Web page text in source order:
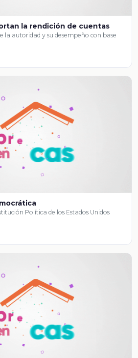
la rendición de cuentas
la autoridad y su desempeño con base
Política de los Estados Unidos